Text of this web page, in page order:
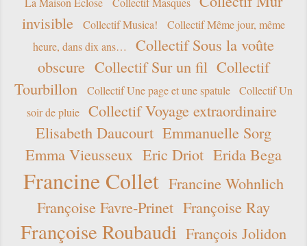
invisible
Collectif Musica!
Collectif Même jour, même
heure, dans dix ans…
Collectif Sous la voûte
obscure Collectif Sur un fil Collectif
Tourbillon
Collectif Une page et une spatule
Collectif Un
soir de pluie
Collectif Voyage extraordinaire
Elisabeth Daucourt Emmanuelle Sorg
Emma Vieusseux Eric Driot Erida Bega
Francine Collet Francine Wohnlich
Françoise Favre-Prinet Françoise Ray
Françoise Roubaudi François Jolidon